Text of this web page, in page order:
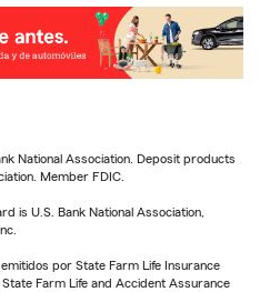
National Association. Deposit products
Member FDIC.
is U.S. Bank National Association,
por State Farm Life Insurance
Farm Life and Accident Assurance